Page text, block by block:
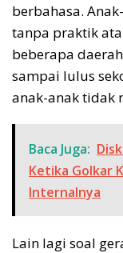
berbahasa.
tanpa praktik
beberapa
sampai lulus
anak-anak tidak
Baca Juga:
Ketika Golkar
Internalnya
Lain lagi soal